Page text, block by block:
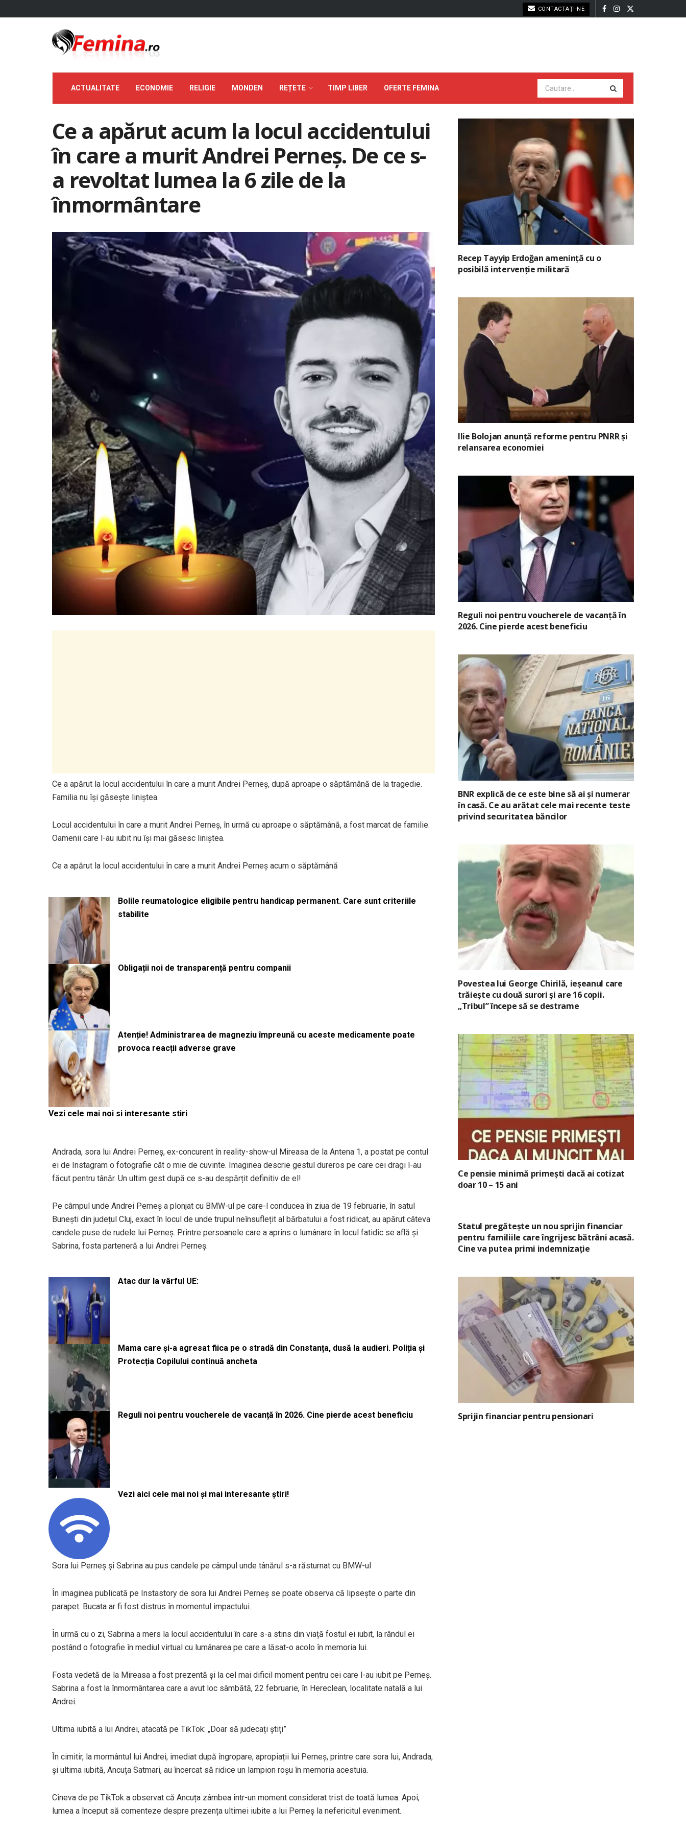
CONTACTAȚI-NE
ACTUALITATE ECONOMIE RELIGIE MONDEN REȚETE TIMP LIBER OFERTE FEMINA
Ce a apărut acum la locul accidentului
în care a murit Andrei Perneș. De ce s-
a revoltat lumea la 6 zile de la
înmormântare
Ce a apărut la locul accidentului în care a murit Andrei Perneș, după aproape o săptămână de la tragedie.
Familia nu își găsește liniștea.
Locul accidentului în care a murit Andrei Perneș, în urmă cu aproape o săptămână, a fost marcat de familie.
Oamenii care l-au iubit nu își mai găsesc liniștea.
Ce a apărut la locul accidentului în care a murit Andrei Perneș acum o săptămână
Bolile reumatologice eligibile pentru handicap permanent. Care sunt criteriile
stabilite
Obligații noi de transparență pentru companii
Atenție! Administrarea de magneziu împreună cu aceste medicamente poate
provoca reacții adverse grave
Vezi cele mai noi si interesante stiri
Andrada, sora lui Andrei Perneș, ex-concurent în reality-show-ul Mireasa de la Antena 1, a postat pe contul
ei de Instagram o fotografie cât o mie de cuvinte. Imaginea descrie gestul dureros pe care cei dragi l-au
făcut pentru tânăr. Un ultim gest după ce s-au despărțit definitiv de el!
Pe câmpul unde Andrei Perneș a plonjat cu BMW-ul pe care-l conducea în ziua de 19 februarie, în satul
Bunești din județul Cluj, exact în locul de unde trupul neînsuflețit al bărbatului a fost ridicat, au apărut câteva
candele puse de rudele lui Perneș. Printre persoanele care a aprins o lumânare în locul fatidic se află și
Sabrina, fosta parteneră a lui Andrei Perneș.
Atac dur la vârful UE:
Mama care și-a agresat fiica pe o stradă din Constanța, dusă la audieri. Poliția și
Protecția Copilului continuă ancheta
Reguli noi pentru voucherele de vacanță în 2026. Cine pierde acest beneficiu
Vezi aici cele mai noi și mai interesante știri!
Sora lui Perneș și Sabrina au pus candele pe câmpul unde tânărul s-a răsturnat cu BMW-ul
În imaginea publicată pe Instastory de sora lui Andrei Perneș se poate observa că lipsește o parte din
parapet. Bucata ar fi fost distrus în momentul impactului.
În urmă cu o zi, Sabrina a mers la locul accidentului în care s-a stins din viață fostul ei iubit, la rândul ei
postând o fotografie în mediul virtual cu lumânarea pe care a lăsat-o acolo în memoria lui.
Fosta vedetă de la Mireasa a fost prezentă și la cel mai dificil moment pentru cei care l-au iubit pe Perneș.
Sabrina a fost la înmormântarea care a avut loc sâmbătă, 22 februarie, în Hereclean, localitate natală a lui
Andrei.
Ultima iubită a lui Andrei, atacată pe TikTok: „Doar să judecați știți”
În cimitir, la mormântul lui Andrei, imediat după îngropare, apropiații lui Perneș, printre care sora lui, Andrada,
și ultima iubită, Ancuța Satmari, au încercat să ridice un lampion roșu în memoria acestuia.
Cineva de pe TikTok a observat că Ancuța zâmbea într-un moment considerat trist de toată lumea. Apoi,
lumea a început să comenteze despre prezența ultimei iubite a lui Perneș la nefericitul eveniment.
Recep Tayyip Erdoğan amenință cu o
posibilă intervenție militară
Ilie Bolojan anunță reforme pentru PNRR și
relansarea economiei
Reguli noi pentru voucherele de vacanță în
2026. Cine pierde acest beneficiu
BNR explică de ce este bine să ai și numerar
în casă. Ce au arătat cele mai recente teste
privind securitatea băncilor
Povestea lui George Chirilă, ieșeanul care
trăiește cu două surori și are 16 copii.
„Tribul” începe să se destrame
Ce pensie minimă primești dacă ai cotizat
doar 10 – 15 ani
Statul pregătește un nou sprijin financiar
pentru familiile care îngrijesc bătrâni acasă.
Cine va putea primi indemnizație
Sprijin financiar pentru pensionari